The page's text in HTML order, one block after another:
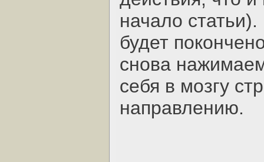
начало
будет
снова
себя в мозгу
направлению.